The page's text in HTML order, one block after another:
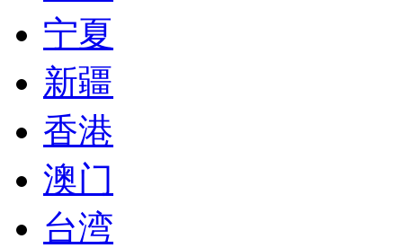
宁夏
新疆
香港
澳门
台湾